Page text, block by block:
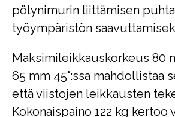
pölynimurin liittämisen
työympäristön
Maksimileikkauskorkeus 80
65 mm 45°:ssa mahdollistaa
että viistojen leikkausten
Kokonaispaino 122 kg kertoo